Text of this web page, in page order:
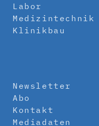
Labor
Medizintechnik
Klinikbau
Newsletter
Abo
Kontakt
Mediadaten